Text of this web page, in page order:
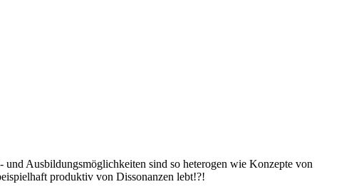
Ausbildungsmöglichkeiten sind so heterogen wie Konzepte von
produktiv von Dissonanzen lebt!?!